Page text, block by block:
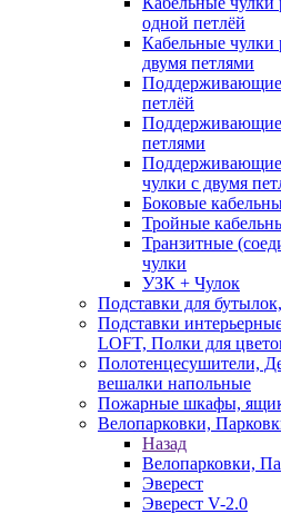
одной петлёй
Кабельные чулки
двумя петлями
Поддерживающие
петлёй
Поддерживающие
петлями
Поддерживающие
чулки с двумя
Боковые
Тройные
Транзитные
чулки
УЗК + Чулок
Подставки для
Подставки
LOFT, Полки для
Полотенцесушители,
вешалки напольные
Пожарные шкафы,
Велопарковки,
Назад
Велопарковки,
Эверест
Эверест V-2.0